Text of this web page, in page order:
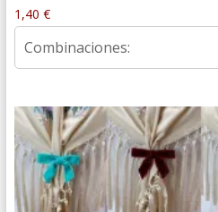
1,40 €
Combinaciones: